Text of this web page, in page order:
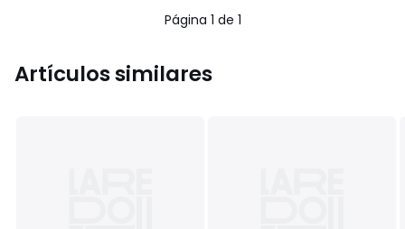
Página 1 de 1
Artículos similares